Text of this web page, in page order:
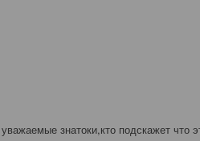
уважаемые знатоки,кто подскажет что